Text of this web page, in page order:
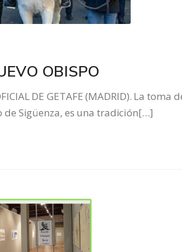
OBISPO
DE GETAFE (MADRID). La toma
de Sigüenza, es una tradición[…]